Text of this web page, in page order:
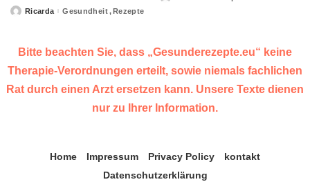
PostedRicarda Gesundheit Rezepte
Bitte beachten Sie, dass „Gesunderezepte.eu“ keine
Therapie-Verordnungen erteilt, sowie niemals fachlichen
Rat durch einen Arzt ersetzen kann. Unsere Texte dienen
nur zu Ihrer Information.
Home Impressum Privacy Policy
kontakt
Datenschutzerklärung